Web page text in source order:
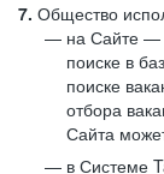
7. Общество
на Сайте —
поиске в
поиске
отбора
Сайта
в Системе